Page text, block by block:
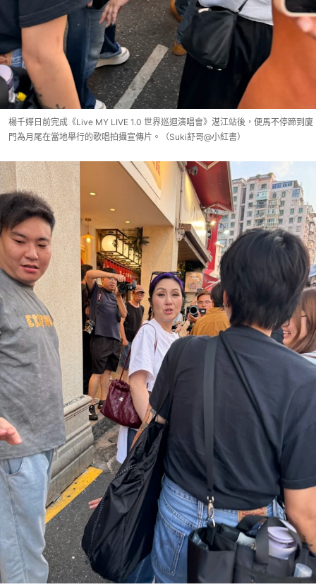
楊千嬅日前完成《Live MY LIVE 1.0 世界巡迴演唱會》湛江站後，便馬不停蹄到廈
門為月尾在當地舉行的歌唱拍攝宣傳片。（Suki舒哥@小紅書）